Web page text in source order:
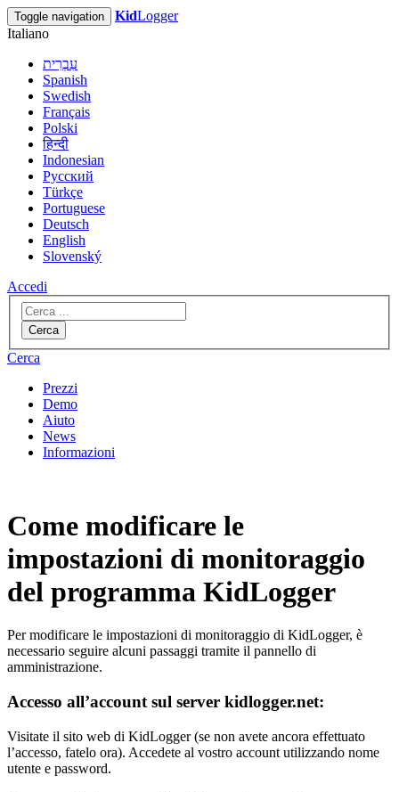
Toggle navigation KidLogger
Italiano
עִבְרִית
Spanish
Swedish
Français
Polski
हिन्दी
Indonesian
Русский
Türkçe
Portuguese
Deutsch
English
Slovenský
Accedi
Cerca
Cerca
Prezzi
Demo
Aiuto
News
Informazioni
Come modificare le
impostazioni di monitoraggio
del programma KidLogger
Per modificare le impostazioni di monitoraggio di KidLogger, è
necessario seguire alcuni passaggi tramite il pannello di
amministrazione.
Accesso all’account sul server kidlogger.net:
Visitate il sito web di KidLogger (se non avete ancora effettuato
l’accesso, fatelo ora). Accedete al vostro account utilizzando nome
utente e password.